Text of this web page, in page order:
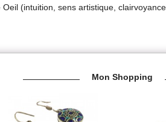
(intuition, sens artistique,
Mon Shopping